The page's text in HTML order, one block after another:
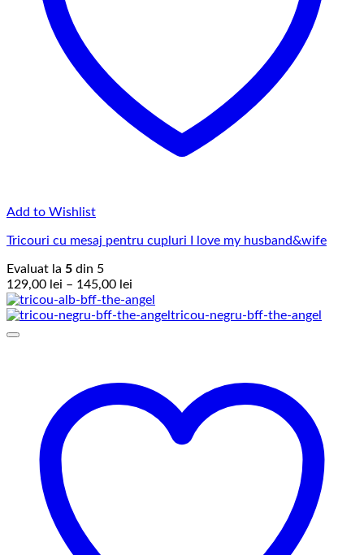
Add to Wishlist
Tricouri cu mesaj pentru cupluri I love my husband&wife
Evaluat la 5 din 5
129,00 lei – 145,00 lei
de
prețuri: